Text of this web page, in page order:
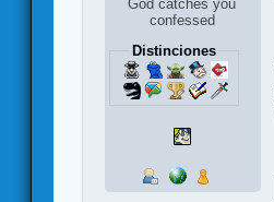
God catches you
confessed
Distinciones